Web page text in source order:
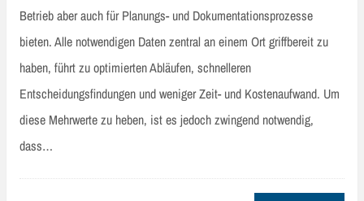
Betrieb aber auch für Planungs- und Dokumentationsprozesse
bieten. Alle notwendigen Daten zentral an einem Ort griffbereit zu
haben, führt zu optimierten Abläufen, schnelleren
Entscheidungsfindungen und weniger Zeit- und Kostenaufwand. Um
diese Mehrwerte zu heben, ist es jedoch zwingend notwendig,
dass…